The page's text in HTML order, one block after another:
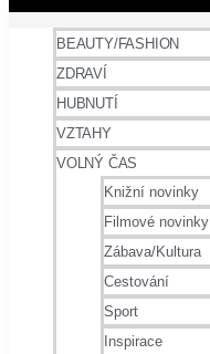
BEAUTY/FASHION
ZDRAVÍ
HUBNUTÍ
VZTAHY
VOLNÝ ČAS
Knižní novinky
Filmové novinky
Zábava/Kultura
Cestování
Sport
Inspirace